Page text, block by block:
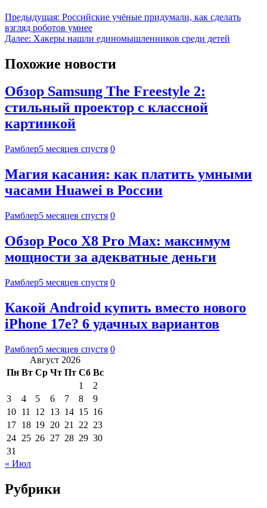
Предыдущая: Российские учёные придумали, как сделать
взгляд роботов умнее
Далее: Хакеры нашли единомышленников среди детей
Похожие новости
Обзор Samsung The Freestyle 2:
стильный проектор с классной
картинкой
Рамблер5 месяцев спустя 0
Магия касания: как платить умными
часами Huawei в России
Рамблер5 месяцев спустя 0
Обзор Poco X8 Pro Max: максимум
мощности за адекватные деньги
Рамблер5 месяцев спустя 0
Какой Android купить вместо нового
iPhone 17e? 6 удачных вариантов
Рамблер5 месяцев спустя 0
Август 2026
Пн Вт Ср Чт Пт Сб Вс
1
2
3
4 5 6 7 8
9
10 11 12 13 14 15 16
17 18 19 20 21 22 23
24 25 26 27 28 29 30
31
« Июл
Рубрики